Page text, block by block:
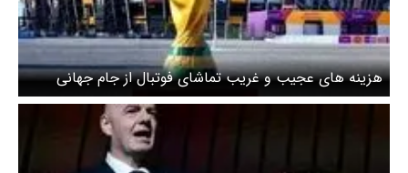
هزینه های عجیب و غریب تماشای فوتبال از جام جهانی